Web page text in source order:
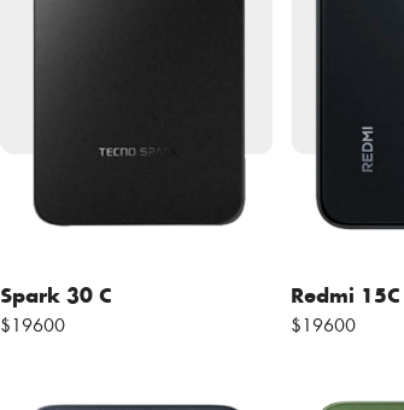
Spark 30 C
$19600
Redmi
$19600